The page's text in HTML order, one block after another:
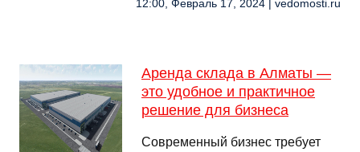
12:00, Февраль 17, 2024 | vedomosti.ru
Аренда склада в Алматы —
это удобное и практичное
решение для бизнеса
Современный бизнес требует